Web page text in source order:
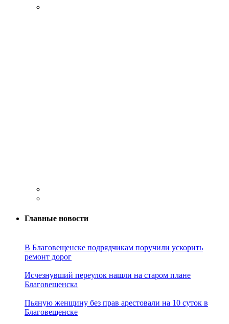
Главные новости
В Благовещенске подрядчикам поручили ускорить
ремонт дорог
Исчезнувший переулок нашли на старом плане
Благовещенска
Пьяную женщину без прав арестовали на 10 суток в
Благовещенске